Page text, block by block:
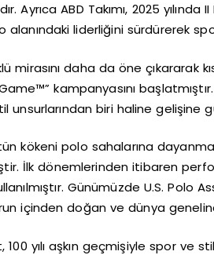
Ayrıca ABD Takımı, 2025
alanındaki liderliğini sürdürerek
mirasını daha da öne çıkararak
kampanyasını
unsurlarından biri haline gelişine
kökeni polo sahalarına
İlk dönemlerinden itibaren
Günümüzde U.S. Polo
içinden doğan ve dünya
100 yılı aşkın geçmişiyle spor